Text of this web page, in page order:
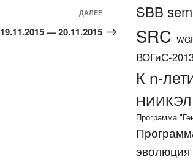
Следующая
запись
ДАЛЕЕ
19.11.2015 — 20.11.2015
SBB
SRC
ВОГиС-
К n-
НИИКЭЛ
Программа